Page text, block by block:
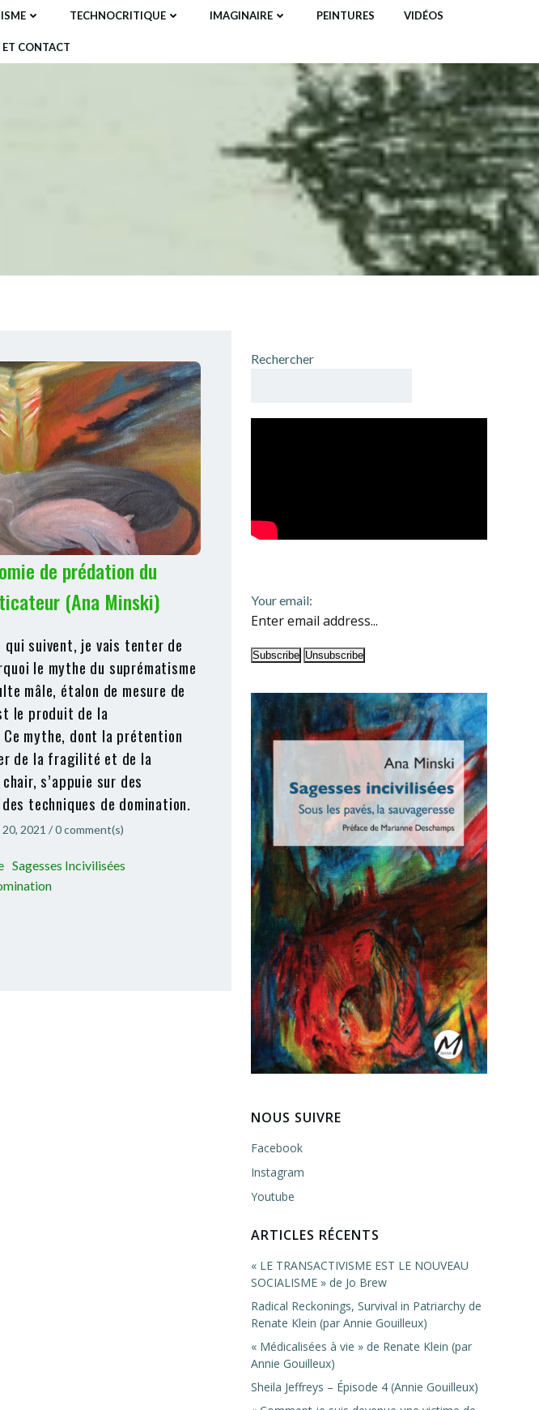
TECHNOCRITIQUE IMAGINAIRE PEINTURES VIDÉOS
ET CONTACT
de prédation du
(Ana Minski)
qui suivent, je vais tenter de
le mythe du suprématisme
mâle, étalon de mesure de
le produit de la
mythe, dont la prétention
de la fragilité et de la
s’appuie sur des
techniques de domination.
2021 /0comment(s)
Sagesses Incivilisées
Rechercher
Your email:
NOUS SUIVRE
Facebook
Instagram
Youtube
ARTICLES RÉCENTS
« LE TRANSACTIVISME EST LE NOUVEAU
SOCIALISME » de Jo Brew
Radical Reckonings, Survival in Patriarchy de
Renate Klein (par Annie Gouilleux)
« Médicalisées à vie » de Renate Klein (par
Annie Gouilleux)
Sheila Jeffreys – Épisode 4 (Annie Gouilleux)